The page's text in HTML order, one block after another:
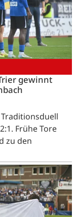
gewinnt
Frühe Tore
zu den